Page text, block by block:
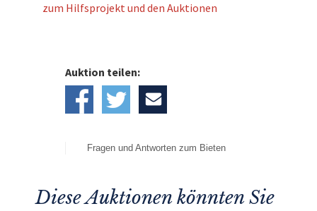
zum Hilfsprojekt und den Auktionen
Auktion teilen:
Fragen und Antworten zum Bieten
Diese Auktionen könnten Sie